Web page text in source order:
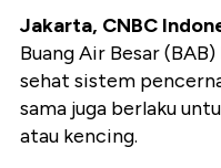
Jakarta, CNBC
Buang Air Besar
sehat sistem
sama juga berlaku
atau kencing.